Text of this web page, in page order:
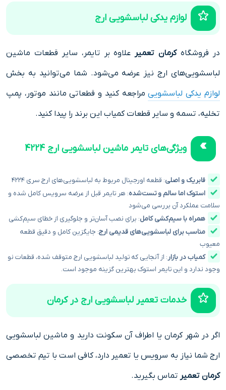
لوازم یدکی لباسشویی ارج
در فروشگاهکرمان تعمیر علاوه بر تایمر، سایر قطعات ماشین
لباسشویی‌های ارج نیز عرضه می‌شود. شما می‌توانید به بخش
لوازم یدکی لباسشوییمراجعه کنید و قطعاتی مانند موتور، پمپ
تخلیه، تسمه و سایر قطعات کمیاب این برند را پیدا کنید.
ویژگی‌های تایمر ماشین لباسشویی ارج 4224
فابریک و اصلی: قطعه اورجینال مربوط به لباسشویی‌های ارج سری ۴۲۲۴
استوک اما سالم و تست‌شده: هر تایمر قبل از عرضه سرویس کامل شده و
سلامت عملکرد آن بررسی می‌شود
همراه با سیم‌کشی کامل: برای نصب آسان‌تر و جلوگیری از خطای سیم‌کشی
مناسب برای لباسشویی‌های قدیمی ارج: جایگزین کامل و دقیق قطعه
معیوب
کمیاب در بازار : از آنجایی که تولید لباسشویی ارج متوقف شده، قطعات نو
وجود ندارد و این تایمر استوک بهترین گزینه موجود است.
خدمات تعمیر لباسشویی ارج در کرمان
اگر در شهر کرمان یا اطراف آن سکونت دارید و ماشین لباسشویی
ارج شما نیاز به سرویس یا تعمیر دارد، کافی است با تیم تخصصی
کرمان تعمیر تماس بگیرید.